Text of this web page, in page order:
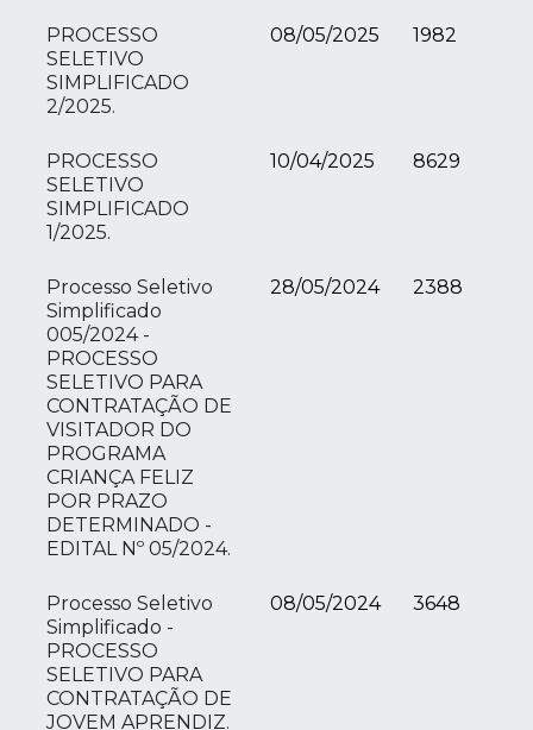
PROCESSO
SELETIVO
SIMPLIFICADO
2/2025.
08/05/2025 1982
PROCESSO
SELETIVO
SIMPLIFICADO
1/2025.
10/04/2025 8629
Processo Seletivo
Simplificado
005/2024 -
PROCESSO
SELETIVO PARA
CONTRATAÇÃO DE
VISITADOR DO
PROGRAMA
CRIANÇA FELIZ
POR PRAZO
DETERMINADO -
EDITAL Nº 05/2024.
28/05/2024 2388
Processo Seletivo
Simplificado -
PROCESSO
SELETIVO PARA
CONTRATAÇÃO DE
JOVEM APRENDIZ.
08/05/2024 3648